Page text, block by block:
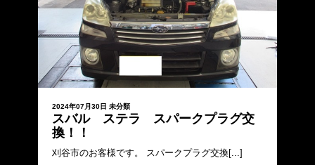
2024年07月30日 未分類
スバル ステラ スパークプラグ交
換！！
刈谷市のお客様です。 スパークプラグ交換[...]